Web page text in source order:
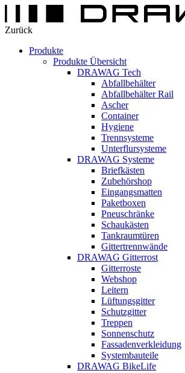
Zurück
Produkte
Produkte Übersicht
DRAWAG Tech
Abfallbehälter
Abfallbehälter Rail
Ascher
Container
Hygiene
Trennsysteme
Unterflursysteme
DRAWAG Systeme
Briefkästen
Zubehörshop
Eingangsmatten
Paketboxen
Pneuschränke
Schaukästen
Tankraumtüren
Gittertrennwände
DRAWAG Gitterrost
Gitterroste
Webshop
Leitern
Lüftungsgitter
Schutzgitter
Treppen
Sonnenschutz
Fassadenverkleidung
Systembauteile
DRAWAG BikeLife